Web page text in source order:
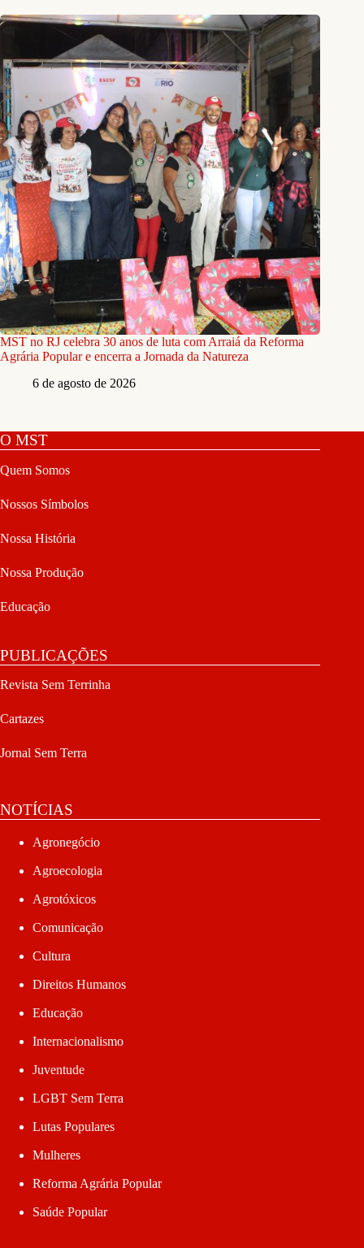
MST no RJ celebra 30 anos de luta com Arraiá da Reforma
Agrária Popular e encerra a Jornada da Natureza
6 de agosto de 2026
O MST
Quem Somos
Nossos Símbolos
Nossa História
Nossa Produção
Educação
PUBLICAÇÕES
Revista Sem Terrinha
Cartazes
Jornal Sem Terra
NOTÍCIAS
Agronegócio
Agroecologia
Agrotóxicos
Comunicação
Cultura
Direitos Humanos
Educação
Internacionalismo
Juventude
LGBT Sem Terra
Lutas Populares
Mulheres
Reforma Agrária Popular
Saúde Popular